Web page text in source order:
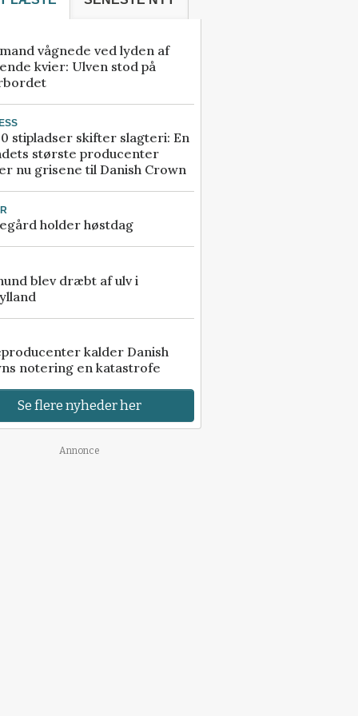
vågnede ved lyden af
kvier: Ulven stod på
stipladser skifter slagteri: En
største producenter
nu grisene til Danish Crown
holder høstdag
blev dræbt af ulv i
kalder Danish
notering en katastrofe
Se flere nyheder her
Annonce